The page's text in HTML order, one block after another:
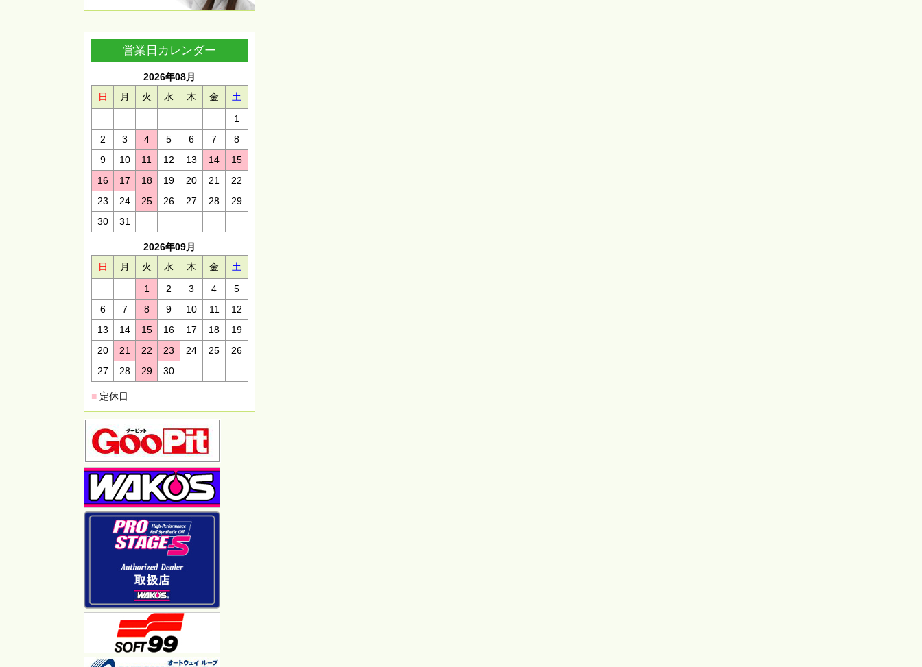
営業日カレンダー
2026年08月
日
月 火 水 木 金
土
1
2
3 4 5 6 7
8
9
10 11 12 13 14
15
16
17 18 19 20 21
22
23
24 25 26 27 28
29
30
31
2026年09月
日
月 火 水 木 金
土
1
2 3 4
5
6
7 8 9 10 11
12
13
14 15 16 17 18
19
20
21 22 23 24 25
26
27
28 29 30
■ 定休日